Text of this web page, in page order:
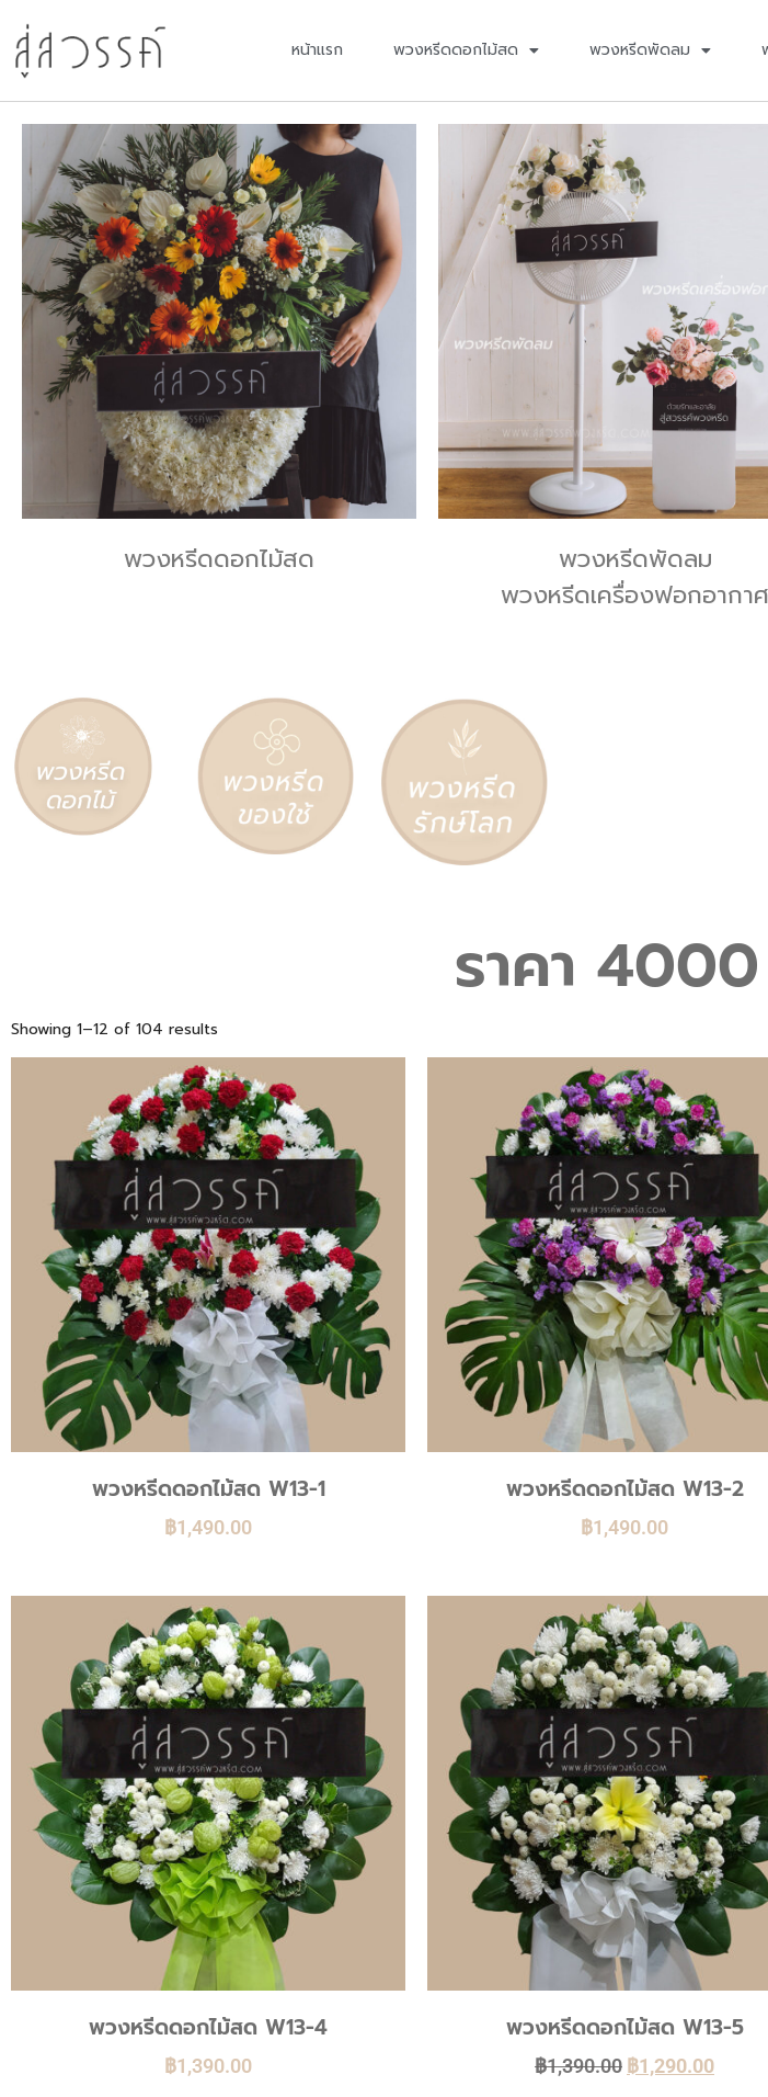
หน้าแรก พวงหรีดดอกไม้สด พวงหรีดพัดลม
พวงหรีดดอกไม้สด
พวงหรีดพัดลม
พวงหรีดเครื่องฟอกอากาศ
ราคา
Showing 1–12 of 104 results
พวงหรีดดอกไม้สด W13-1
฿1,490.00
พวงหรีดดอกไม้สด W13-2
฿1,490.00
พวงหรีดดอกไม้สด W13-4
฿1,390.00
พวงหรีดดอกไม้สด W13-5
฿1,390.00 ฿1,290.00